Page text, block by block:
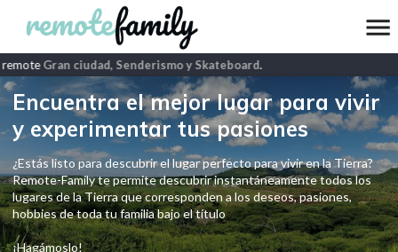
Gran ciudad, Senderismo y Skateboard.
Encuentra el mejor lugar para vivir
y experimentar tus pasiones
¿Estás listo para descubrir el lugar perfecto para vivir en la Tierra?
Remote-Family te permite descubrir instantáneamente todos los
lugares de la Tierra que corresponden a los deseos, pasiones,
hobbies de toda tu familia bajo el título
¡Hagámoslo!